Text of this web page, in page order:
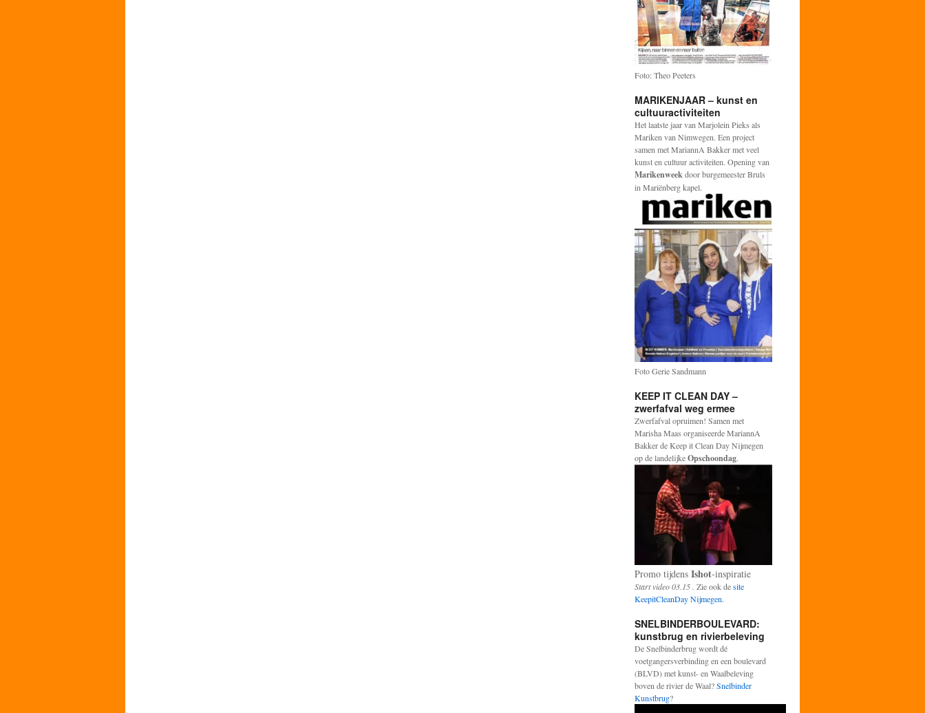
Foto: Theo Peeters
MARIKENJAAR – kunst en
cultuuractiviteiten
Het laatste jaar van Marjolein Pieks als
Mariken van Nimwegen. Een project
samen met MariannA Bakker met veel
kunst en cultuur activiteiten. Opening van
Marikenweekdoor burgemeester Bruls
in Mariënberg kapel.
Foto Gerie Sandmann
KEEP IT CLEAN DAY –
zwerfafval weg ermee
Zwerfafval opruimen! Samen met
Marisha Maas organiseerde MariannA
Bakker de Keep it Clean Day Nijmegen
op de landelijkeOpschoondag.
Promo tijdens Ishot-inspiratie
Start video 03.15 . Zie ook desite
KeepitCleanDay Nijmegen.
SNELBINDERBOULEVARD:
kunstbrug en rivierbeleving
De Snelbinderbrug wordt dé
voetgangersverbinding en een boulevard
(BLVD) met kunst- en Waalbeleving
boven de rivier de Waal?Snelbinder
Kunstbrug?